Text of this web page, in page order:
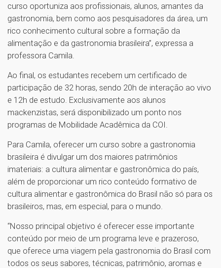
curso oportuniza aos profissionais, alunos, amantes da
gastronomia, bem como aos pesquisadores da área, um
rico conhecimento cultural sobre a formação da
alimentação e da gastronomia brasileira”, expressa a
professora Camila.
Ao final, os estudantes recebem um certificado de
participação de 32 horas, sendo 20h de interação ao vivo
e 12h de estudo. Exclusivamente aos alunos
mackenzistas, será disponibilizado um ponto nos
programas de Mobilidade Acadêmica da COI.
Para Camila, oferecer um curso sobre a gastronomia
brasileira é divulgar um dos maiores patrimônios
imateriais: a cultura alimentar e gastronômica do país,
além de proporcionar um rico conteúdo formativo de
cultura alimentar e gastronômica do Brasil não só para os
brasileiros, mas, em especial, para o mundo.
“Nosso principal objetivo é oferecer esse importante
conteúdo por meio de um programa leve e prazeroso,
que oferece uma viagem pela gastronomia do Brasil com
todos os seus sabores, técnicas, patrimônio, aromas e